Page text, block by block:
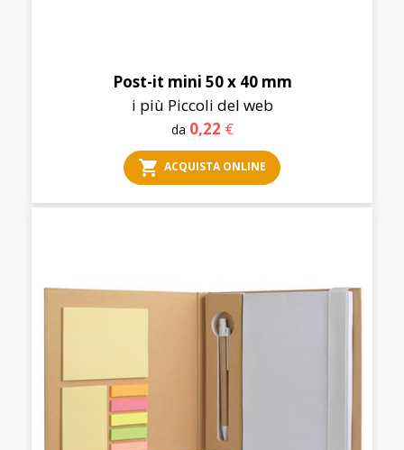
Post-it mini 50 x 40 mm
i più Piccoli del web
da 0,22 €
shopping_cart ACQUISTA ONLINE